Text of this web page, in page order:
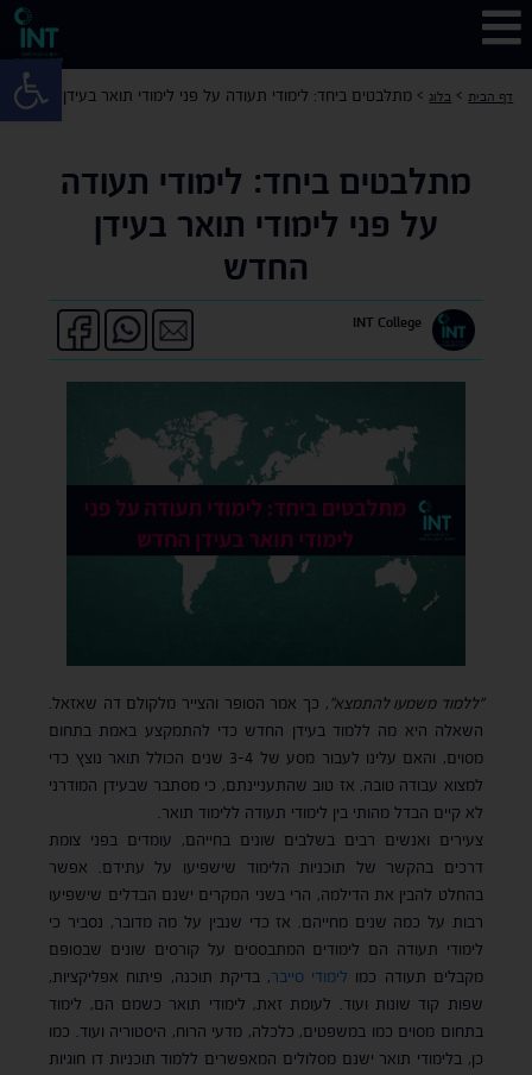
דף הבית > בלוג > מתלבטים ביחד: לימודי תעודה על פני לימודי תואר בעידן החדש
מתלבטים ביחד: לימודי תעודה
על פני לימודי תואר בעידן
החדש
INT College
"ללמוד משמעו להתמצא", כך אמר הסופר והצייר מלקולם דה שאזאל.
השאלה היא מה ללמוד בעידן החדש כדי להתמקצע באמת בתחום
מסוים, והאם עלינו לעבור מסע של 3-4 שנים הכולל תואר נוצץ כדי
למצוא עבודה טובה. אז טוב שהתעניינתם, כי מסתבר שבעידן המודרני
לא קיים הבדל מהותי בין לימודי תעודה ללימוד תואר.
צעירים ואנשים רבים בשלבים שונים בחייהם, עומדים בפני צומת
דרכים בהקשר של תוכניות הלימוד שישפיעו על עתידם. אפשר
בהחלט להבין את הדילמה, הרי בשני המקרים ישנם הבדלים שישפיעו
רבות על כמה שנים מחייהם. אז כדי שנבין על מה מדובר, נסביר כי
לימודי תעודה הם לימודים המתבססים על קורסים שונים שבסופם
מקבלים תעודה כמו לימודי סייבר, בדיקת תוכנה, פיתוח אפליקציות,
שפות קוד שונות ועוד. לעומת זאת, לימודי תואר כשמם הם, לימוד
בתחום מסוים כמו במשפטים, כלכלה, מדעי הרוח, היסטוריה ועוד. כמו
כן, בלימודי תואר ישנם מסלולים המאפשרים ללמוד תוכניות דו חוגיות